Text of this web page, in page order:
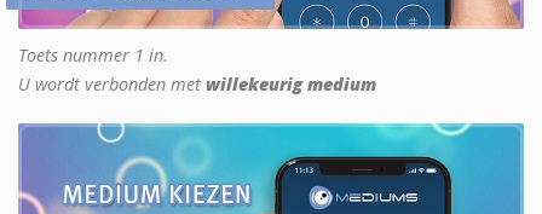
Toets nummer 1 in.
U wordt verbonden met willekeurig medium